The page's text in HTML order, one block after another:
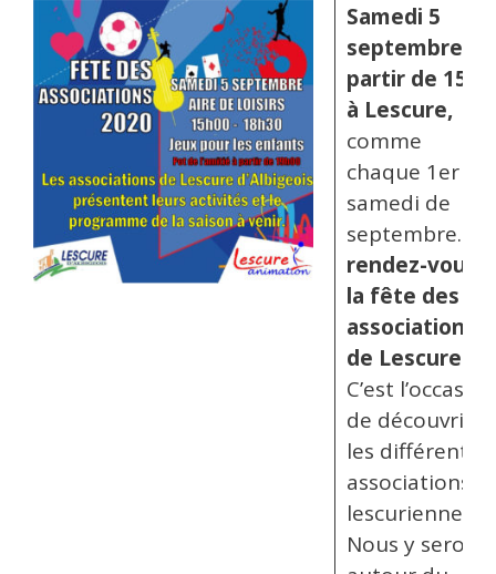
Samedi 5
septembre à
partir de 15h
à Lescure,
comme
chaque 1er
samedi de
septembre…
rendez-vous à
la fête des
associations
de Lescure !
C’est l’occasion
de découvrir
les différentes
associations
lescuriennes.
Nous y serons,